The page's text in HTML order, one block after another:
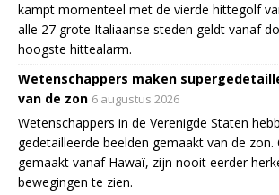
kampt momenteel met de vierde hittegolf
alle 27 grote Italiaanse steden geldt vanaf
hoogste hittealarm.
Wetenschappers maken
van de zon 6 augustus 2026
Wetenschappers in de Verenigde Staten
gedetailleerde beelden gemaakt van de zon.
gemaakt vanaf Hawaï, zijn nooit eerder
bewegingen te zien.